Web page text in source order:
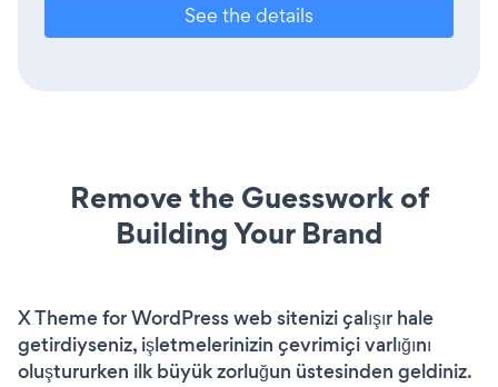
See the details
Remove the Guesswork of
Building Your Brand
X Theme for WordPress web sitenizi çalışır hale
getirdiyseniz, işletmelerinizin çevrimiçi varlığını
oluştururken ilk büyük zorluğun üstesinden geldiniz.